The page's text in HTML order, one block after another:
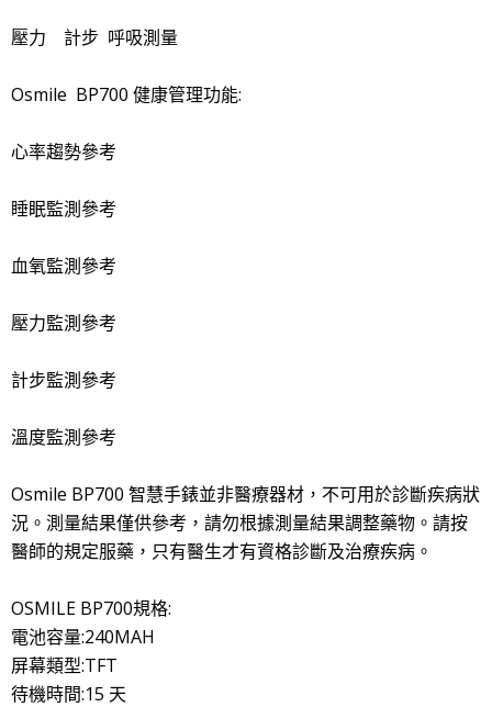
壓力 計步 呼吸測量
Osmile BP700 健康管理功能:
心率趨勢參考
睡眠監測參考
血氧監測參考
壓力監測參考
計步監測參考
溫度監測參考
Osmile BP700 智慧手錶並非醫療器材，不可用於診斷疾病狀
況。測量結果僅供參考，請勿根據測量結果調整藥物。請按
醫師的規定服藥，只有醫生才有資格診斷及治療疾病。
OSMILE BP700規格:
電池容量:240MAH
屏幕類型:TFT
待機時間:15 天